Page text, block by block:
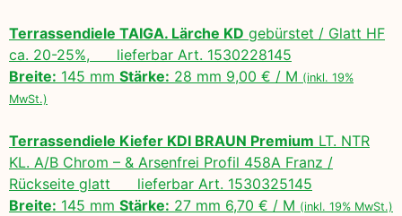
Terrassendiele TAIGA. Lärche KD gebürstet / Glatt HF
ca. 20-25%, lieferbar Art. 1530228145
Breite: 145 mm Stärke: 28 mm 9,00 € / M (inkl. 19%
MwSt.)
Terrassendiele Kiefer KDI BRAUN Premium LT. NTR
KL. A/B Chrom – & Arsenfrei Profil 458A Franz /
Rückseite glatt lieferbar Art. 1530325145
Breite: 145 mm Stärke: 27 mm 6,70 € / M (inkl. 19% MwSt.)